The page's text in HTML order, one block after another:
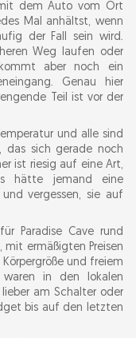
dem Auto vom Ort
Mal anhältst, wenn
der Fall sein wird.
Weg laufen oder
aber noch ein
Genau hier
Teil ist vor der
und alle sind
das sich gerade noch
ist riesig auf eine Art,
hätte jemand eine
vergessen, sie auf
Paradise Cave rund
mit ermäßigten Preisen
und freiem
waren in den lokalen
am Schalter oder
bis auf den letzten